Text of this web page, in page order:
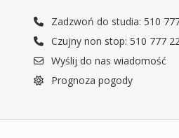
Zadzwoń do studia: 510
Czujny non stop: 510 777
Wyślij do nas wiadomość
Prognoza pogody